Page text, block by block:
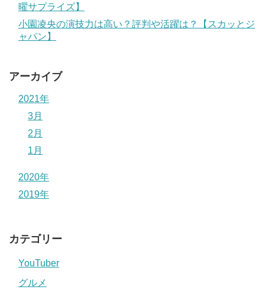
曜サプライズ】
小園凌央の演技力は高い？評判や活躍は？【スカッとジ
ャパン】
アーカイブ
2021年
3月
2月
1月
2020年
2019年
カテゴリー
YouTuber
グルメ